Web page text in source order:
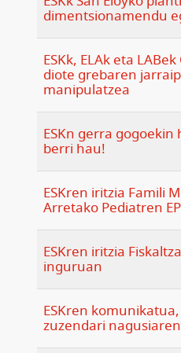
dimentsionamendu
ESKk, ELAk eta
diote grebaren
manipulatzea
ESKn gerra
berri hau!
ESKren iritzia Famili
Arretako Pediatren
ESKren iritzia
inguruan
ESKren
zuzendari